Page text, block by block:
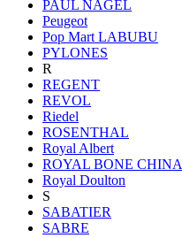
PAUL NAGEL
Peugeot
Pop Mart LABUBU
PYLONES
R
REGENT
REVOL
Riedel
ROSENTHAL
Royal Albert
ROYAL BONE CHINA
Royal Doulton
S
SABATIER
SABRE